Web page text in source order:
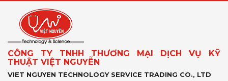
CÔNG TY TNHH THƯƠNG MẠI DỊCH VỤ KỸ
THUẬT VIỆT NGUYỄN
VIET NGUYEN TECHNOLOGY SERVICE TRADING CO., LTD